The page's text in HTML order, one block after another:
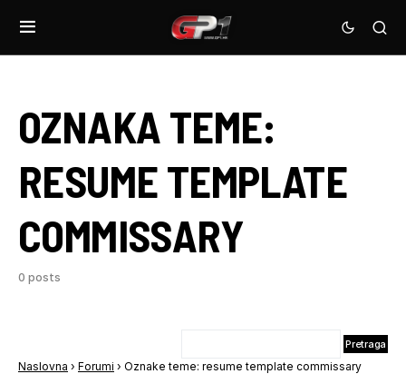
OZNAKA TEME:
RESUME TEMPLATE
COMMISSARY
0 posts
Naslovna › Forumi › Oznake teme: resume template commissary